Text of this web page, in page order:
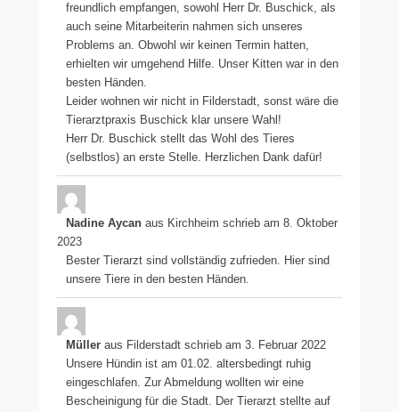
freundlich empfangen, sowohl Herr Dr. Buschick, als
auch seine Mitarbeiterin nahmen sich unseres
Problems an. Obwohl wir keinen Termin hatten,
erhielten wir umgehend Hilfe. Unser Kitten war in den
besten Händen.
Leider wohnen wir nicht in Filderstadt, sonst wäre die
Tierarztpraxis Buschick klar unsere Wahl!
Herr Dr. Buschick stellt das Wohl des Tieres
(selbstlos) an erste Stelle. Herzlichen Dank dafür!
Nadine Aycan aus Kirchheim schrieb am 8. Oktober
2023
Bester Tierarzt sind vollständig zufrieden. Hier sind
unsere Tiere in den besten Händen.
Müller aus Filderstadt schrieb am 3. Februar 2022
Unsere Hündin ist am 01.02. altersbedingt ruhig
eingeschlafen. Zur Abmeldung wollten wir eine
Bescheinigung für die Stadt. Der Tierarzt stellte auf